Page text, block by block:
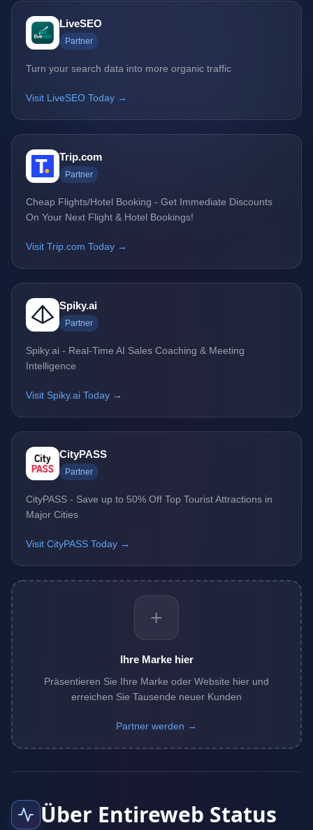
LiveSEO
Partner
Turn your search data into more organic traffic
Visit LiveSEO Today →
Trip.com
Partner
Cheap Flights/Hotel Booking - Get Immediate Discounts
On Your Next Flight & Hotel Bookings!
Visit Trip.com Today →
Spiky.ai
Partner
Spiky.ai - Real-Time AI Sales Coaching & Meeting
Intelligence
Visit Spiky.ai Today →
CityPASS
Partner
CityPASS - Save up to 50% Off Top Tourist Attractions in
Major Cities
Visit CityPASS Today →
+
Ihre Marke hier
Präsentieren Sie Ihre Marke oder Website hier und
erreichen Sie Tausende neuer Kunden
Partner werden →
Über Entireweb Status